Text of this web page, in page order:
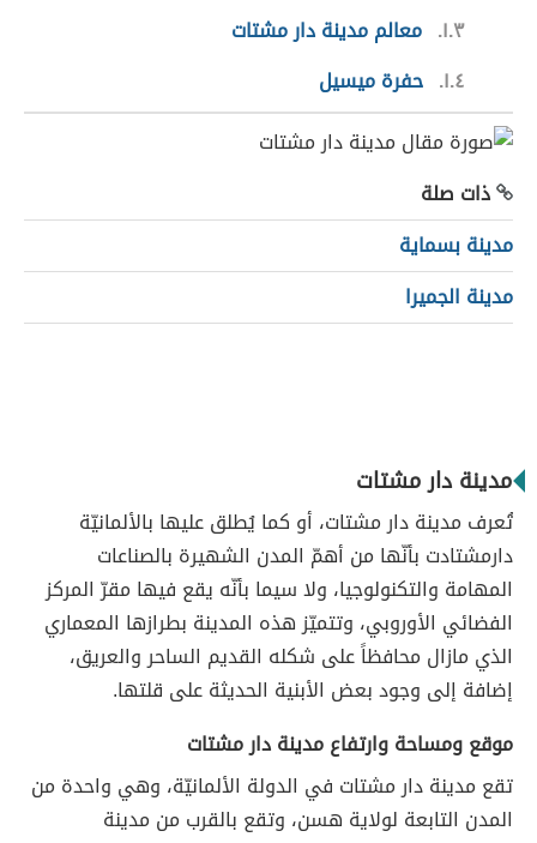
١.٣ معالم مدينة دار مشتات
١.٤ حفرة ميسيل
ذات صلة
مدينة بسماية
مدينة الجميرا
مدينة دار مشتات
تُعرف مدينة دار مشتات، أو كما يُطلق عليها بالألمانيّة
دارمشتادت بأنّها من أهمّ المدن الشهيرة بالصناعات
المهامة والتكنولوجيا، ولا سيما بأنّه يقع فيها مقرّ المركز
الفضائي الأوروبي، وتتميّز هذه المدينة بطرازها المعماري
الذي مازال محافظاً على شكله القديم الساحر والعريق،
إضافة إلى وجود بعض الأبنية الحديثة على قلتها.
موقع ومساحة وارتفاع مدينة دار مشتات
تقع مدينة دار مشتات في الدولة الألمانيّة، وهي واحدة من
المدن التابعة لولاية هسن، وتقع بالقرب من مدينة